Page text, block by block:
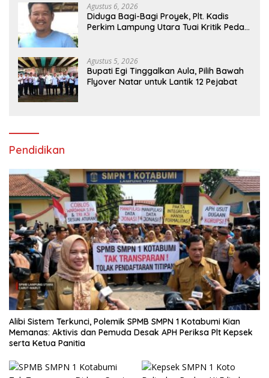
Agustus 6, 2026
Diduga Bagi-Bagi Proyek, Plt. Kadis
Perkim Lampung Utara Tuai Kritik Pedas
Agustus 5, 2026
Bupati Egi Tinggalkan Aula, Pilih Bawah
Flyover Natar untuk Lantik 12 Pejabat
Pendidikan
Alibi Sistem Terkunci, Polemik SPMB SMPN 1 Kotabumi Kian
Memanas: Aktivis dan Pemuda Desak APH Periksa Plt Kepsek
serta Ketua Panitia